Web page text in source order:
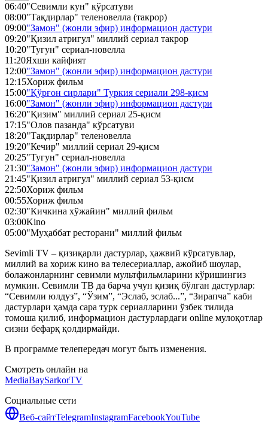
06:40"Севимли кун" кўрсатуви
08:00"Тақдирлар" теленовелла (такрор)
09:00"Замон" (жонли эфир) информацион дастури
09:20"Қизил атригул" миллий сериал такрор
10:20"Тугун" сериал-новелла
11:20Яхши кайфият
12:00"Замон" (жонли эфир) информацион дастури
12:15Хориж фильм
15:00"Қўрғон сирлари" Туркия сериали 298-қисм
16:00"Замон" (жонли эфир) информацион дастури
16:20"Қизим" миллий сериал 25-қисм
17:15"Олов пазанда" кўрсатуви
18:20"Тақдирлар" теленовелла
19:20"Кечир" миллий сериал 29-қисм
20:25"Тугун" сериал-новелла
21:30"Замон" (жонли эфир) информацион дастури
21:45"Қизил атригул" миллий сериал 53-қисм
22:50Хориж фильм
00:55Хориж фильм
02:30"Кичкина хўжайин" миллий фильм
03:00Kino
05:00"Муҳаббат ресторани" миллий фильм
Sevimli TV – қизиқарли дастурлар, ҳажвий кўрсатувлар,
миллий ва хориж кино ва телесериаллар, ажойиб шоулар,
болажонларнинг севимли мультфильмларини кўришингиз
мумкин. Севимли ТВ да барча учун қизиқ бўлган дастурлар:
“Севимли юлдуз”, “Ўзим”, “Эслаб, эслаб...”, “Зирапча” каби
дастурлари ҳамда сара турк сериалларини ўзбек тилида
томоша қилиб, информацион дастурлардаги online мулоқотлар
сизни бефарқ қолдирмайди.
В программе телепередач могут быть изменения.
Смотреть онлайн на
MediaBaySarkorTV
Социальные сети
Веб-сайтTelegramInstagramFacebookYouTube